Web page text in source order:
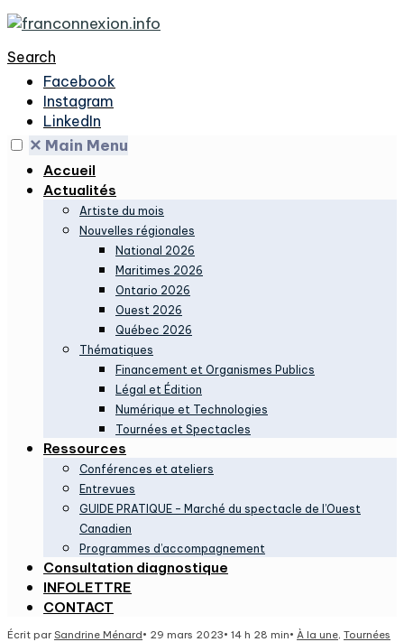
Search
Facebook
Instagram
LinkedIn
✕ Main Menu
Accueil
Actualités
Artiste du mois
Nouvelles régionales
National 2026
Maritimes 2026
Ontario 2026
Ouest 2026
Québec 2026
Thématiques
Financement et Organismes Publics
Légal et Édition
Numérique et Technologies
Tournées et Spectacles
Ressources
Conférences et ateliers
Entrevues
GUIDE PRATIQUE – Marché du spectacle de l’Ouest
Canadien
Programmes d’accompagnement
Consultation diagnostique
INFOLETTRE
CONTACT
Écrit par Sandrine Ménard• 29 mars 2023• 14 h 28 min• À la une, Tournées